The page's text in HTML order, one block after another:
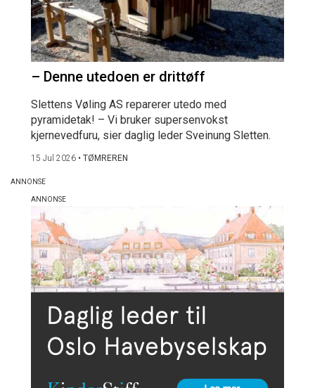
– Denne utedoen er drittøff
Slettens Vøling AS reparerer utedo med
pyramidetak! – Vi bruker supersenvokst
kjernevedfuru, sier daglig leder Sveinung Sletten.
15 Jul 2026 • TØMREREN